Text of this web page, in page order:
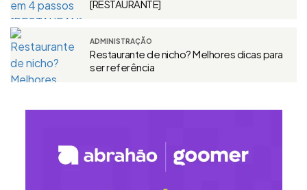
[RESTAURANTE]
ADMINISTRAÇÃO
Restaurante de nicho? Melhores dicas para
ser referência